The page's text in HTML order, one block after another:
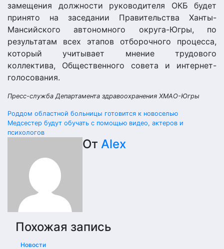
замещения должности руководителя ОКБ будет
принято на заседании Правительства Ханты-
Мансийского автономного округа-Югры, по
результатам всех этапов отборочного процесса,
который учитывает мнение трудового
коллектива, Общественного совета и интернет-
голосования.
Пресс-служба Департамента здравоохранения ХМАО-Югры
Навигация
по
записям
Роддом областной больницы готовится к новоселью
Медсестер будут обучать с помощью видео, актеров и
психологов
От Alex
Похожая запись
Новости